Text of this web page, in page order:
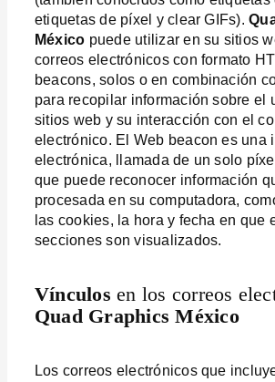
etiquetas de píxel yclear GIFs).
México puede utilizar en su sitios
correos electrónicos con formato
beacons, solos o en combinación
para recopilar información sobre el
sitios web y su interacción con el
electrónico. El Web beacon es una
electrónica, llamada de un solo
que puede reconocer información
procesada en su computadora,
las cookies, la hora y fecha en que
secciones son visualizados.
Vínculos en los correos
Quad Graphics México
Los correos electrónicos que